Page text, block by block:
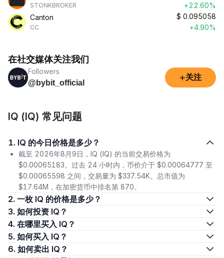
STONKBROKER
+22.60%
Canton
CC
$ 0.095058
+4.90%
在社交媒体关注我们
Followers
@bybit_official
+关注
IQ (IQ) 常见问题
1. IQ 的今日价格是多少？
截至 2026年8月9日，IQ (IQ) 的当前交易价格为
$0.00065183。过去 24 小时内，币价介于 $0.00064777 至
$0.00065598 之间，交易量为 $337.54K。总市值为
$17.64M，在加密货币中排名第 870。
2. 一枚 IQ 的价格是多少？
3. 如何投资 IQ？
4. 在哪里买入 IQ？
5. 如何买入 IQ？
6. 如何卖出 IQ？